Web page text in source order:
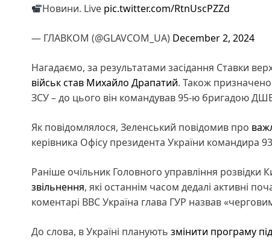
Новини. Live pic.twitter.com/RtnUscPZZd
— ГЛАВКОМ (@GLAVCOM_UA) December 2, 2024
Нагадаємо, за результатами засідання Ставки
військ став Михайло Драпатий. Також
ЗСУ – до цього він командував 95-ю бригадою
Як повідомлялося, Зеленський повідомив про
керівника Офісу президента України командира
Раніше очільник Головного управління розвідки
звільнення, які останнім часом дедалі активні
коментарі ВВС Україна глава ГУР назвав
До слова, в Україні планують змінити програму